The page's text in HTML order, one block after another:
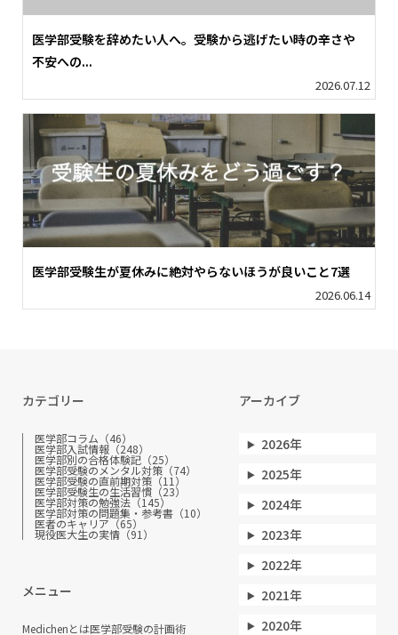
医学部受験を辞めたい人へ。受験から逃げたい時の辛さや
不安への...
2026.07.12
医学部受験生が夏休みに絶対やらないほうが良いこと7選
2026.06.14
カテゴリー
医学部コラム（46）
医学部入試情報（248）
医学部別の合格体験記（25）
医学部受験のメンタル対策（74）
医学部受験の直前期対策（11）
医学部受験生の生活習慣（23）
医学部対策の勉強法（145）
医学部対策の問題集・参考書（10）
医者のキャリア（65）
現役医大生の実情（91）
メニュー
Medichenとは医学部受験の計画術
アーカイブ
2026年
2025年
2024年
2023年
2022年
2021年
2020年